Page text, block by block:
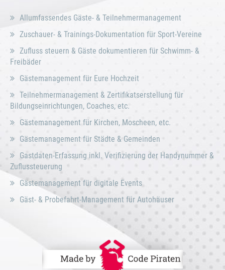
Allumfassendes Gäste- & Teilnehmermanagement
Zuschauer- & Trainings-Dokumentation für Sport-Vereine
Zufluss steuern & Gäste dokumentieren für Schwimm- &
Freibäder
Gästemanagement für Eure Hochzeit
Teilnehmermanagement & Zertifikatserstellung für
Bildungseinrichtungen, Coaches, etc.
Gästemanagement für Kirchen, Moscheen, etc.
Gästemanagement für Städte & Gemeinden
Gastdaten-Erfassung inkl. Verifizierung der Handynummer &
Zuflussteuerung
Gästemanagement für digitale Events
Gäst- & Probefahrt-Management für Autohäuser